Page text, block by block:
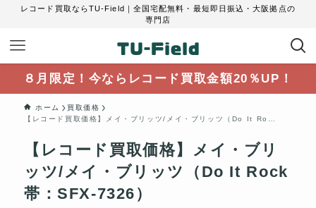
レコード買取ならTU-Field｜全国宅配無料・最短即日振込・大阪拠点の
専門店
８月限定！今ならレコード買取金額20％UP！
ホーム
買取価格
【レコード買取価格】メイ・ブリッツ/メイ・ブリッツ（Do It Rock帯：SFX-7326）
【レコード買取価格】メイ・ブリ
ッツ/メイ・ブリッツ（Do It Rock
帯：SFX-7326）